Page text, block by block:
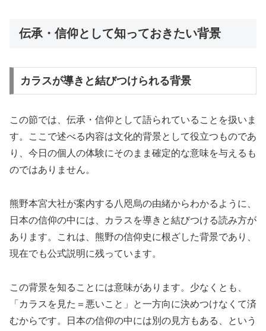
伝承・信仰として知っておきたい背景
カラスが導きと結びつけられる背景
この節では、伝承・信仰として語られていることを扱いま
す。ここで述べる内容は文化的背景として役立つものであ
り、今日の個人の体験にそのまま確定的な意味を与えるも
のではありません。
熊野本宮大社が案内する八咫烏の由緒からわかるように、
日本の信仰の中には、カラスを導きと結びつける読み方が
あります。これは、熊野の信仰史に根ざした背景であり、
現在でも公式説明に残っています。
この背景を知ることには意味があります。少なくとも、
「カラスを見た＝悪いこと」と一方向に決めつけなくて済
むからです。日本の信仰の中には別の見方もある、という